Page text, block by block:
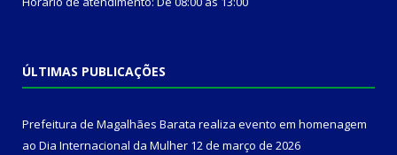
ÚLTIMAS PUBLICAÇÕES
Prefeitura de Magalhães Barata realiza evento em homenagem
ao Dia Internacional da Mulher 12 de março de 2026